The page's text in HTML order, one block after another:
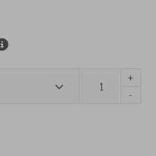
+
-